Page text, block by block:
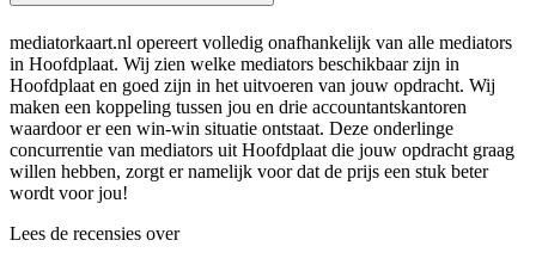
mediatorkaart.nl opereert volledig onafhankelijk van alle mediators
in Hoofdplaat. Wij zien welke mediators beschikbaar zijn in
Hoofdplaat en goed zijn in het uitvoeren van jouw opdracht. Wij
maken een koppeling tussen jou en drie accountantskantoren
waardoor er een win-win situatie ontstaat. Deze onderlinge
concurrentie van mediators uit Hoofdplaat die jouw opdracht graag
willen hebben, zorgt er namelijk voor dat de prijs een stuk beter
wordt voor jou!
Lees de recensies over